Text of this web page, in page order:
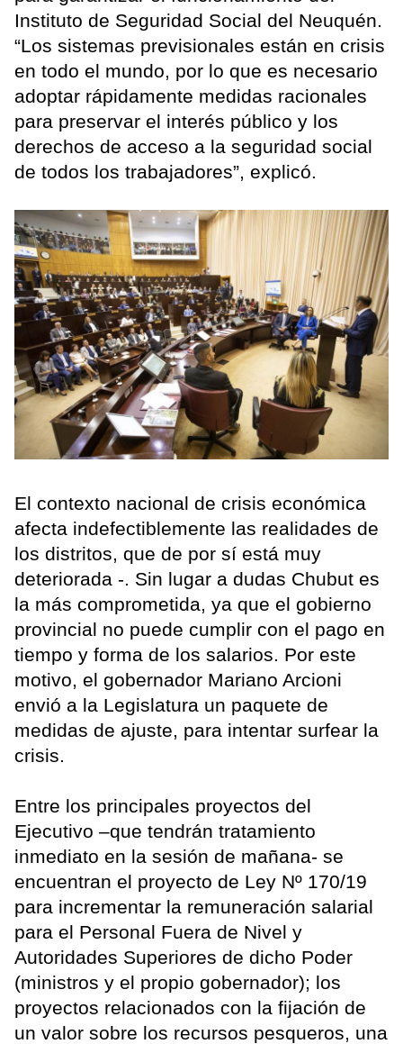
Instituto de Seguridad Social del Neuquén.
“Los sistemas previsionales están en crisis
en todo el mundo, por lo que es necesario
adoptar rápidamente medidas racionales
para preservar el interés público y los
derechos de acceso a la seguridad social
de todos los trabajadores”, explicó.
El contexto nacional de crisis económica
afecta indefectiblemente las realidades de
los distritos, que de por sí está muy
deteriorada -. Sin lugar a dudas Chubut es
la más comprometida, ya que el gobierno
provincial no puede cumplir con el pago en
tiempo y forma de los salarios. Por este
motivo, el gobernador Mariano Arcioni
envió a la Legislatura un paquete de
medidas de ajuste, para intentar surfear la
crisis.
Entre los principales proyectos del
Ejecutivo –que tendrán tratamiento
inmediato en la sesión de mañana- se
encuentran el proyecto de Ley Nº 170/19
para incrementar la remuneración salarial
para el Personal Fuera de Nivel y
Autoridades Superiores de dicho Poder
(ministros y el propio gobernador); los
proyectos relacionados con la fijación de
un valor sobre los recursos pesqueros, una